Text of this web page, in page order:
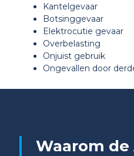
Kantelgevaar
Botsinggevaar
Elektrocutie gevaar
Overbelasting
Onjuist gebruik
Ongevallen door
Waarom